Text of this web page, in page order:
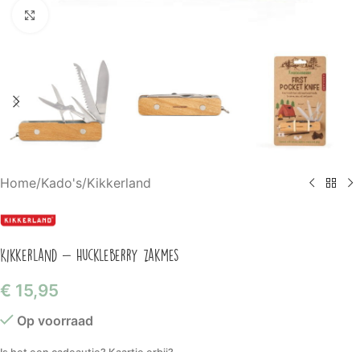
Home/Kado's/Kikkerland
Kikkerland – Huckleberry zakmes
€ 15,95
Op voorraad